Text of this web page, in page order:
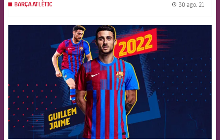
BARÇA ATLÈTIC 30 ago. 21
FCB Barcelona badge